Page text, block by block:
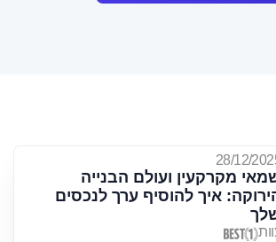
28/12/
מקרקעין ועולם הבנייה
איך להוסיף ערך לנכסים